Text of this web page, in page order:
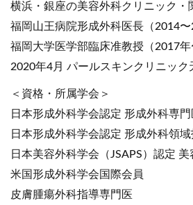
横浜・銀座の美容外科クリニック・
福岡山王病院形成外科医長（2014〜
福岡大学医学部臨床准教授（2017年
2020年4月 パールスキンクリニック
＜資格・所属学会＞
日本形成外科学会認定 形成外科専門
日本形成外科学会認定 形成外科領
日本美容外科学会（JSAPS）認定
米国形成外科学会国際会員
皮膚腫瘍外科指導専門医